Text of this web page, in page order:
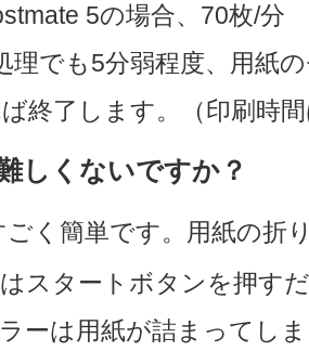
5の場合、70枚/
理でも5分弱程度、用紙
終了します。（印刷時
しくないですか？
ごく簡単です。用紙の折
スタートボタンを押す
ーは用紙が詰まってし